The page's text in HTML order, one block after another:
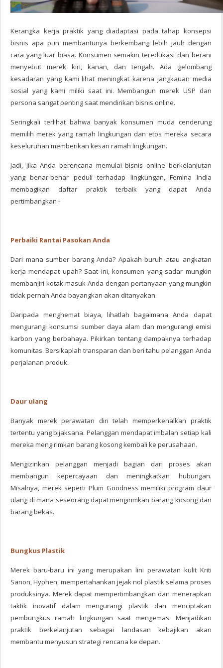
Kerangka kerja praktik yang diadaptasi pada tahap konsepsi
bisnis apa pun membantunya berkembang lebih jauh dengan
cara yang luar biasa. Konsumen semakin teredukasi dan berani
menyebut merek kiri, kanan, dan tengah. Ada gelombang
kesadaran yang kami lihat meningkat karena jangkauan media
sosial yang kami miliki saat ini. Membangun merek USP dan
persona sangat penting saat mendirikan bisnis online.
Seringkali terlihat bahwa banyak konsumen muda cenderung
memilih merek yang ramah lingkungan dan etos mereka secara
keseluruhan memberikan kesan ramah lingkungan.
Jadi, jika Anda berencana memulai bisnis online berkelanjutan
yang benar-benar peduli terhadap lingkungan, Femina India
membagikan daftar praktik terbaik yang dapat Anda
pertimbangkan -
Perbaiki Rantai Pasokan Anda
Dari mana sumber barang Anda? Apakah buruh atau angkatan
kerja mendapat upah? Saat ini, konsumen yang sadar mungkin
membanjiri kotak masuk Anda dengan pertanyaan yang mungkin
tidak pernah Anda bayangkan akan ditanyakan.
Daripada menghemat biaya, lihatlah bagaimana Anda dapat
mengurangi konsumsi sumber daya alam dan mengurangi emisi
karbon yang berbahaya. Pikirkan tentang dampaknya terhadap
komunitas. Bersikaplah transparan dan beri tahu pelanggan Anda
perjalanan produk.
Daur ulang
Banyak merek perawatan diri telah memperkenalkan praktik
tertentu yang bijaksana. Pelanggan mendapat imbalan setiap kali
mereka mengirimkan barang kosong kembali ke perusahaan.
Mengizinkan pelanggan menjadi bagian dari proses akan
membangun kepercayaan dan meningkatkan hubungan.
Misalnya, merek seperti Plum Goodness memiliki program daur
ulang di mana seseorang dapat mengirimkan barang kosong dan
barang bekas.
Bungkus Plastik
Merek baru-baru ini yang merupakan lini perawatan kulit Kriti
Sanon, Hyphen, mempertahankan jejak nol plastik selama proses
produksinya. Merek dapat mempertimbangkan dan menerapkan
taktik inovatif dalam mengurangi plastik dan menciptakan
pembungkus ramah lingkungan saat mengemas. Menjadikan
praktik berkelanjutan sebagai landasan kebajikan akan
membantu menyusun strategi rencana ke depan.